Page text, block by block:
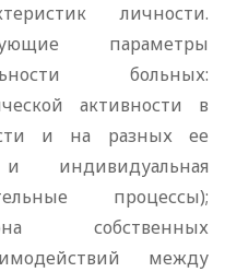
личности.
параметры
больных:
активности в
и на разных ее
индивидуальная
процессы);
собственных
между